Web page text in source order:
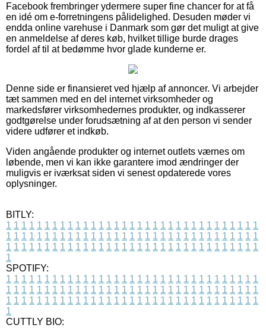
Facebook frembringer ydermere super fine chancer for at få
en idé om e-forretningens pålidelighed. Desuden møder vi
endda online varehuse i Danmark som gør det muligt at give
en anmeldelse af deres køb, hvilket tillige burde drages
fordel af til at bedømme hvor glade kunderne er.
Denne side er finansieret ved hjælp af annoncer. Vi arbejder
tæt sammen med en del internet virksomheder og
markedsfører virksomhedernes produkter, og indkasserer
godtgørelse under forudsætning af at den person vi sender
videre udfører et indkøb.
Viden angående produkter og internet outlets værnes om
løbende, men vi kan ikke garantere imod ændringer der
muligvis er iværksat siden vi senest opdaterede vores
oplysninger.
BITLY:
1 1 1 1 1 1 1 1 1 1 1 1 1 1 1 1 1 1 1 1 1 1 1 1 1 1 1 1 1 1 1 1 1
1 1 1 1 1 1 1 1 1 1 1 1 1 1 1 1 1 1 1 1 1 1 1 1 1 1 1 1 1 1 1 1 1
1 1 1 1 1 1 1 1 1 1 1 1 1 1 1 1 1 1 1 1 1 1 1 1 1 1 1 1 1 1 1 1 1
1
SPOTIFY:
1 1 1 1 1 1 1 1 1 1 1 1 1 1 1 1 1 1 1 1 1 1 1 1 1 1 1 1 1 1 1 1 1
1 1 1 1 1 1 1 1 1 1 1 1 1 1 1 1 1 1 1 1 1 1 1 1 1 1 1 1 1 1 1 1 1
1 1 1 1 1 1 1 1 1 1 1 1 1 1 1 1 1 1 1 1 1 1 1 1 1 1 1 1 1 1 1 1 1
1
CUTTLY BIO: